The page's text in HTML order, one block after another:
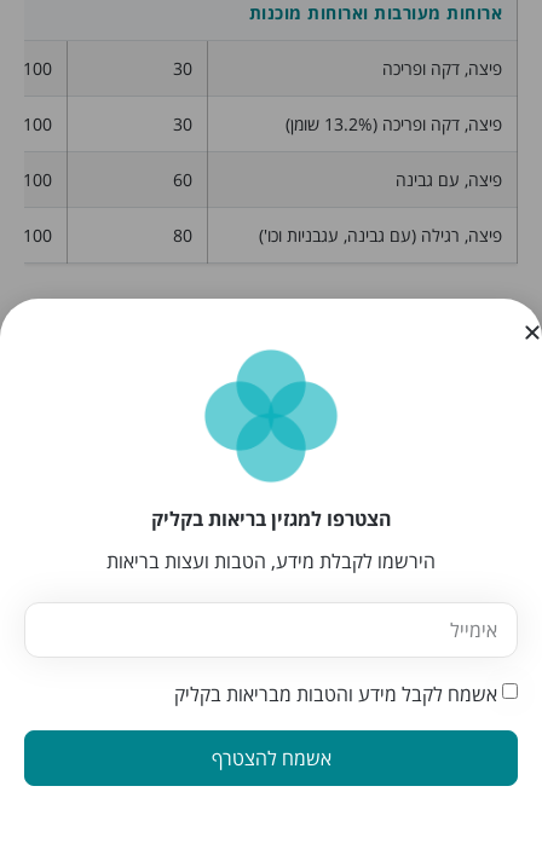
ארוחות מעורבות וארוחות מוכנות
פיצה, דקה ופריכה 30
100
פיצה, דקה ופריכה (13.2% שומן) 30
100
פיצה, עם גבינה 60
100
פיצה, רגילה (עם גבינה, עגבניות וכו') 80
100
מגוון מטפלים באתר בריאות בקליק
קרית אונו
נטורופתית N.D והרבליסטית קלינית מוסמכת CL.H, עוזרת ומלווה
נשים בהתמודדות עם תופעות של גיל המעבר.
הצטרפו למגזין בריאות בקליק
הירשמו לקבלת מידע, הטבות ועצות בריאות
אשמח לקבל מידע והטבות מבריאות בקליק
אשמח להצטרף